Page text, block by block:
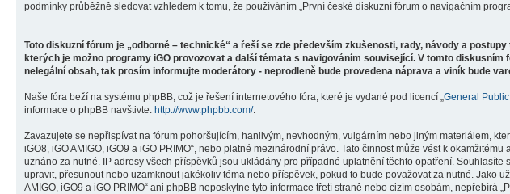
podmínky průběžně sledovat vzhledem k tomu, že používáním „První české diskuzní fórum o navigačním
Toto diskuzní fórum je „odborně – technické“ a řeší se zde především zkušenosti, rady, návody a
kterých je možno programy iGO provozovat a další témata s navigováním související. V tomto
nelegální obsah, tak prosím informujte moderátory - neprodleně bude provedena náprava a viník bude
Naše fóra beží na systému phpBB, což je řešení internetového fóra, které je vydané pod licencí „General
informace o phpBB navštivte: http://www.phpbb.com/.
Zavazujete se nepřispívat na fórum pohoršujícím, hanlivým, nevhodným, vulgárním nebo jiným materiálem,
iGO8, iGO AMIGO, iGO9 a iGO PRIMO“, nebo platné mezinárodní právo. Tato činnost může vést k
uznáno za nutné. IP adresy všech příspěvků jsou ukládány pro případné uplatnění těchto opatření. Souhlasíte
upravit, přesunout nebo uzamknout jakékoliv téma nebo příspěvek, pokud to bude považovat za nutné. Jako
AMIGO, iGO9 a iGO PRIMO“ ani phpBB neposkytne tyto informace třetí straně nebo cizím osobám, nepřebírá